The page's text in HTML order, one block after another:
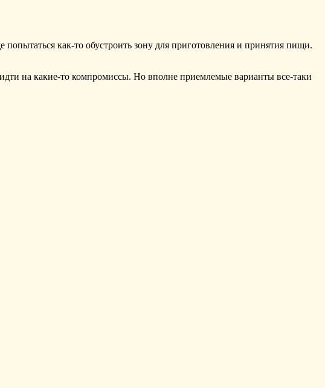
как-то обустроить зону для приготовления и принятия пищи.
на какие-то компромиссы. Но вполне приемлемые варианты все-таки